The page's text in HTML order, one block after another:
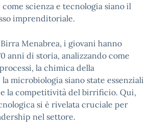
scienza e tecnologia siano il
imprenditoriale.
Menabrea, i giovani hanno
anni di storia, analizzando come
la chimica della
microbiologia siano state essenziali
la competitività del birrificio. Qui,
si è rivelata cruciale per
nel settore.